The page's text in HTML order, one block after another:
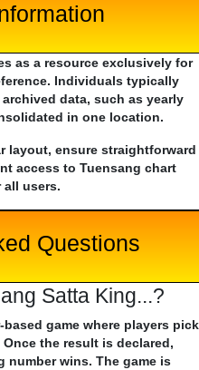
as a resource exclusively for
Individuals typically
data, such as yearly
in one location.
layout, ensure straightforward
access to Tuensang chart
all users.
Questions
Satta King...?
game where players pick
the result is declared,
number wins. The game is